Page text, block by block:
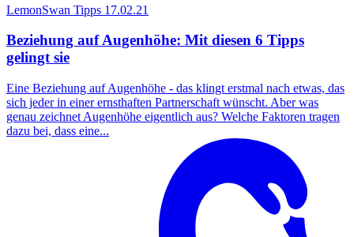
LemonSwan Tipps 17.02.21
Beziehung auf Augenhöhe: Mit diesen 6 Tipps
gelingt sie
Eine Beziehung auf Augenhöhe - das klingt erstmal nach etwas, das
sich jeder in einer ernsthaften Partnerschaft wünscht. Aber was
genau zeichnet Augenhöhe eigentlich aus? Welche Faktoren tragen
dazu bei, dass eine...